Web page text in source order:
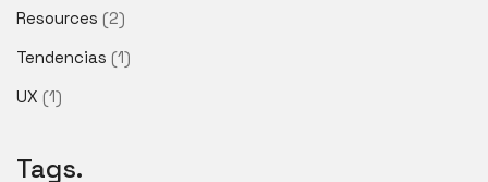
Resources (2)
Tendencias (1)
UX (1)
Tags.